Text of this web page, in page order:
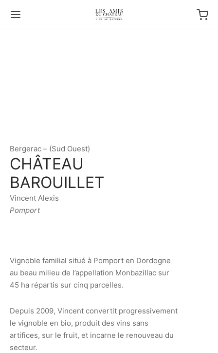
Bergerac – (Sud Ouest)
CHÂTEAU
BAROUILLET
Vincent Alexis
Pomport
Vignoble familial situé à Pomport en Dordogne
au beau milieu de l’appellation Monbazillac sur
45 ha répartis sur cinq parcelles.
Depuis 2009, Vincent convertit progressivement
le vignoble en bio, produit des vins sans
artifices, sur le fruit, et incarne le renouveau du
secteur.